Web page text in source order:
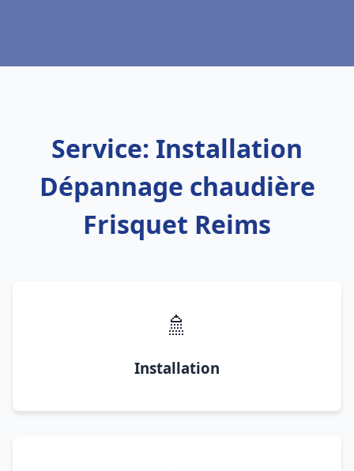
Service: Installation
Dépannage chaudière
Frisquet Reims
🚿
Installation